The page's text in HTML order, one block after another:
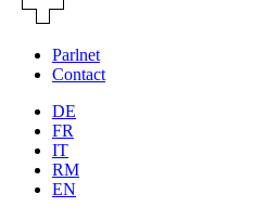
Parlnet
Contact
DE
FR
IT
RM
EN